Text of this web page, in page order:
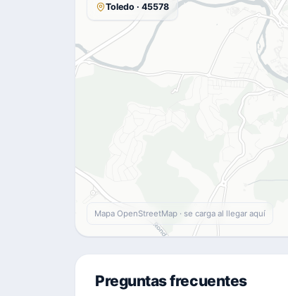
Toledo · 45578
Mapa OpenStreetMap · se carga al llegar aquí
Preguntas frecuentes